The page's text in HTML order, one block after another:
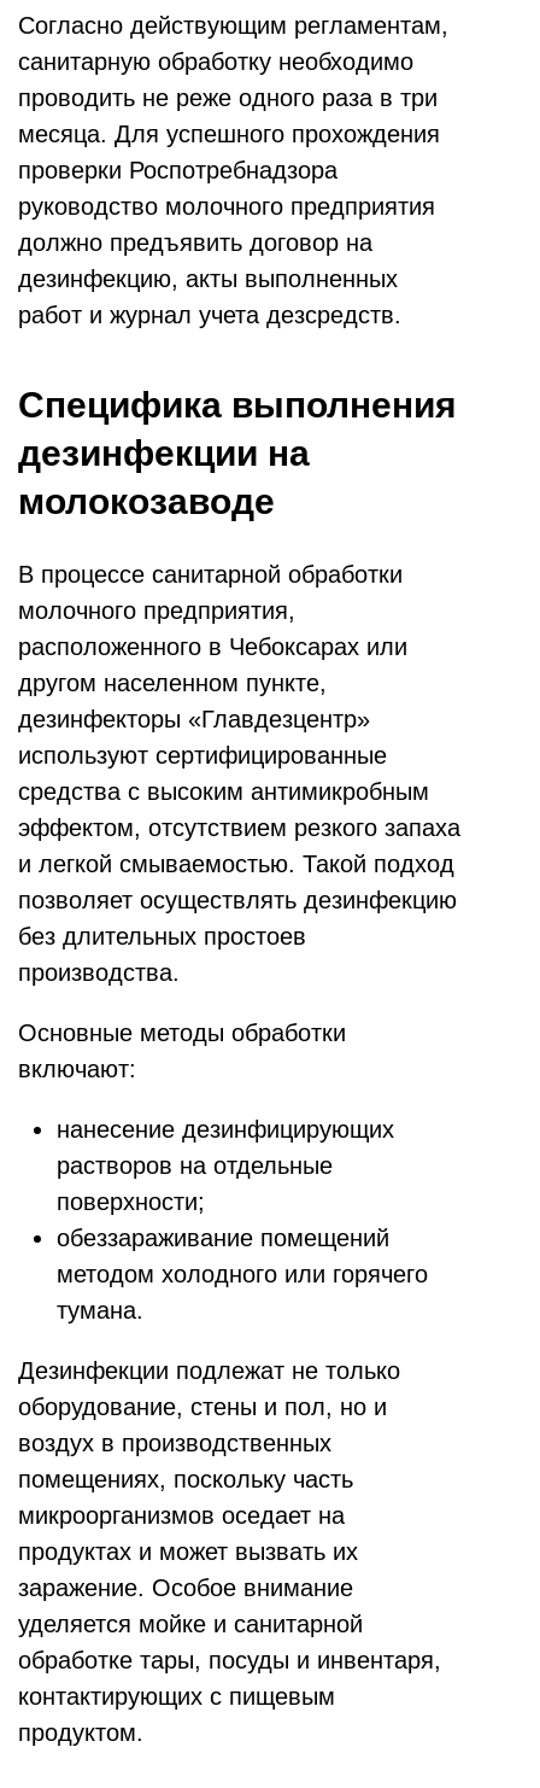
Согласно действующим регламентам,
санитарную обработку необходимо
проводить не реже одного раза в три
месяца. Для успешного прохождения
проверки Роспотребнадзора
руководство молочного предприятия
должно предъявить договор на
дезинфекцию, акты выполненных
работ и журнал учета дезсредств.
Специфика выполнения
дезинфекции на
молокозаводе
В процессе санитарной обработки
молочного предприятия,
расположенного в Чебоксарах или
другом населенном пункте,
дезинфекторы «Главдезцентр»
используют сертифицированные
средства с высоким антимикробным
эффектом, отсутствием резкого запаха
и легкой смываемостью. Такой подход
позволяет осуществлять дезинфекцию
без длительных простоев
производства.
Основные методы обработки
включают:
нанесение дезинфицирующих
растворов на отдельные
поверхности;
обеззараживание помещений
методом холодного или горячего
тумана.
Дезинфекции подлежат не только
оборудование, стены и пол, но и
воздух в производственных
помещениях, поскольку часть
микроорганизмов оседает на
продуктах и может вызвать их
заражение. Особое внимание
уделяется мойке и санитарной
обработке тары, посуды и инвентаря,
контактирующих с пищевым
продуктом.